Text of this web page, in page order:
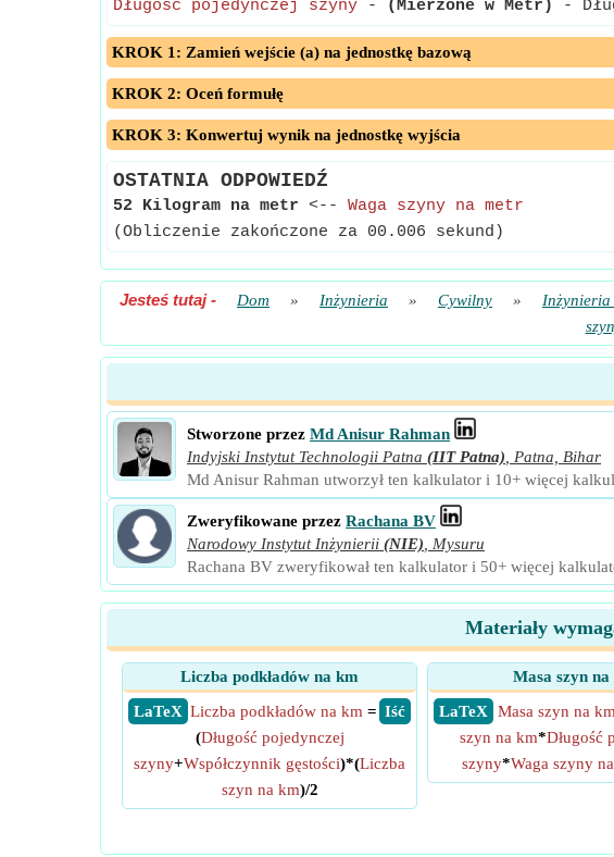
Długość pojedynczej szyny - (Mierzone w Metr) -
KROK 1: Zamień wejście (a) na jednostkę bazową
KROK 2: Oceń formułę
KROK 3: Konwertuj wynik na jednostkę wyjścia
OSTATNIA ODPOWIEDŹ
52 Kilogram na metr <-- Waga szyny na metr
(Obliczenie zakończone za 00.006 sekund)
Jesteś tutaj- Dom » Inżynieria » Cywilny »
Stworzone przez Md Anisur Rahman
Indyjski Instytut Technologii Patna (IIT Patna)
Patna, Bihar
Md Anisur Rahman utworzył ten kalkulator i 10+ więcej
Zweryfikowane przez Rachana BV
Narodowy Instytut Inżynierii (NIE)
Mysuru
Rachana BV zweryfikował ten kalkulator i 50+ więcej
Materiały
Liczba podkładów na km
​ LaTeX
​ Iść
Liczba podkładów na km =
(Długość pojedynczej
szyny+Współczynnik gęstości)*(Liczba
szyn na km)/2
Masa szyn na
​ LaTeX
Masa szyn na km
szyn na km*Długość
szyny*Waga szyny